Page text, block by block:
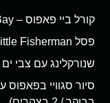
קורל ביי פאפוס – Coral Bay
פסל The Little Fisherman ("הדייג הקטן") בטיילת פאפוס
שנורקלינג עם צבי